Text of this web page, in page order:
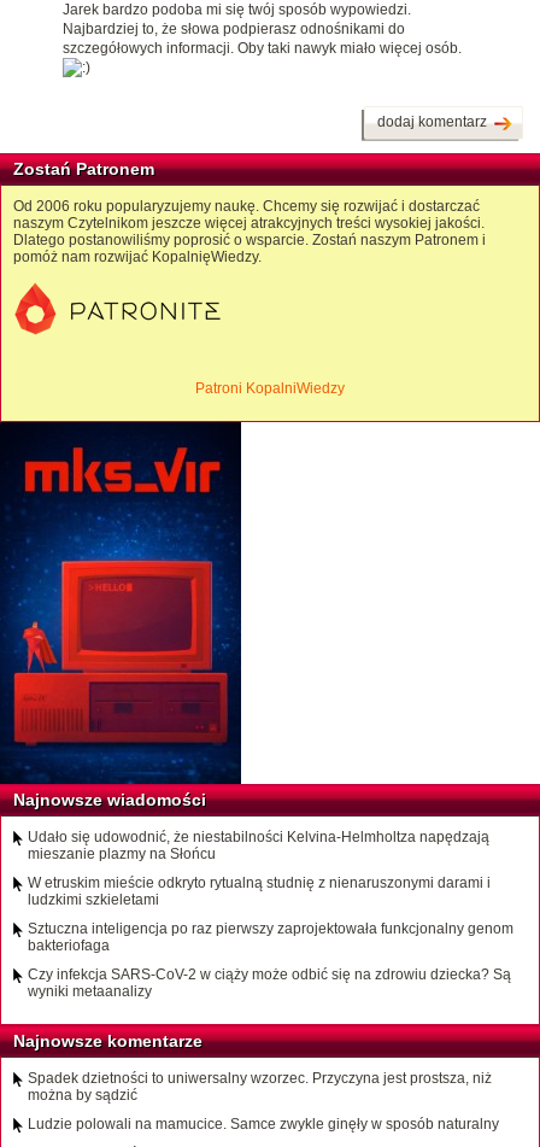
Jarek bardzo podoba mi się twój sposób wypowiedzi.
Najbardziej to, że słowa podpierasz odnośnikami do
szczegółowych informacji. Oby taki nawyk miało więcej osób.
dodaj komentarz
Zostań Patronem
Od 2006 roku popularyzujemy naukę. Chcemy się rozwijać i dostarczać
naszym Czytelnikom jeszcze więcej atrakcyjnych treści wysokiej jakości.
Dlatego postanowiliśmy poprosić o wsparcie. Zostań naszym Patronem i
pomóż nam rozwijać KopalnięWiedzy.
Patroni KopalniWiedzy
Najnowsze wiadomości
Udało się udowodnić, że niestabilności Kelvina-Helmholtza napędzają
mieszanie plazmy na Słońcu
W etruskim mieście odkryto rytualną studnię z nienaruszonymi darami i
ludzkimi szkieletami
Sztuczna inteligencja po raz pierwszy zaprojektowała funkcjonalny genom
bakteriofaga
Czy infekcja SARS-CoV-2 w ciąży może odbić się na zdrowiu dziecka? Są
wyniki metaanalizy
Najnowsze komentarze
Spadek dzietności to uniwersalny wzorzec. Przyczyna jest prostsza, niż
można by sądzić
Ludzie polowali na mamucice. Samce zwykle ginęły w sposób naturalny